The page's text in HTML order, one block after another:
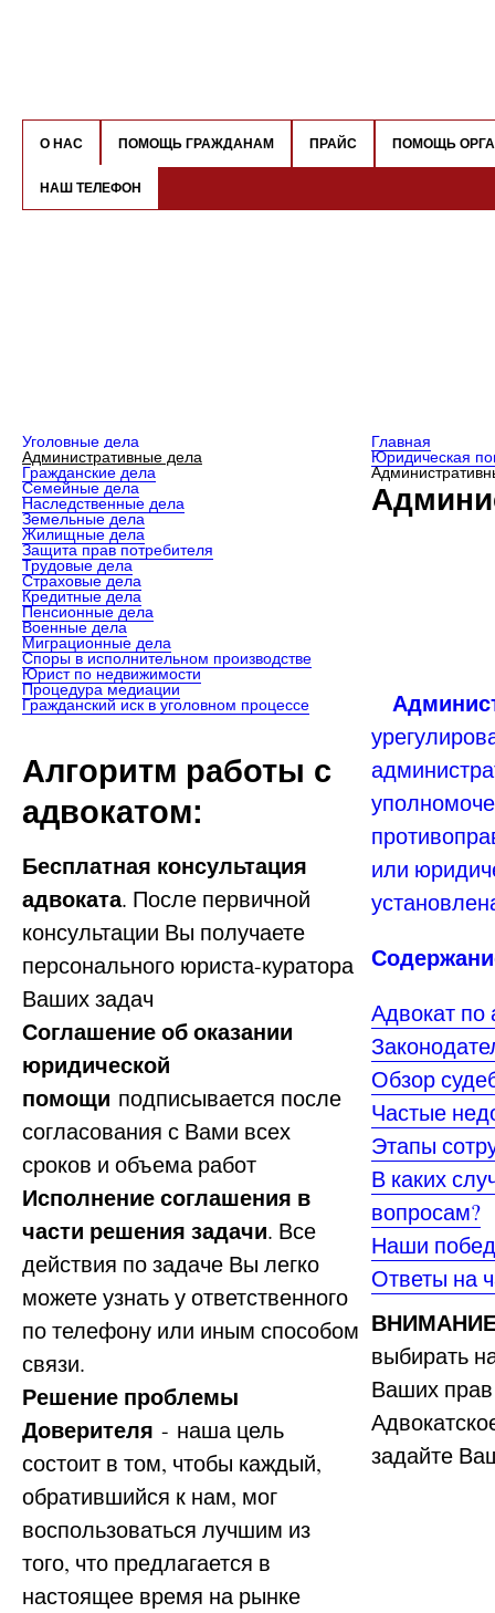
О НАС ПОМОЩЬ ГРАЖДАНАМ ПРАЙС ПОМОЩЬ
НАШ ТЕЛЕФОН
Уголовные дела
Административные дела
Гражданские дела
Семейные дела
Наследственные дела
Земельные дела
Жилищные дела
Защита прав потребителя
Трудовые дела
Страховые дела
Кредитные дела
Пенсионные дела
Военные дела
Миграционные дела
Споры в исполнительном производстве
Юрист по недвижимости
Процедура медиации
Гражданский иск в уголовном процессе
Алгоритм работы с
адвокатом:
Бесплатная консультация
адвоката. После первичной
консультации Вы получаете
персонального юриста-куратора
Ваших задач
Соглашение об оказании
юридической
помощи подписывается после
согласования с Вами всех
сроков и объема работ
Исполнение соглашения в
части решения задачи. Все
действия по задаче Вы легко
можете узнать у ответственного
по телефону или иным способом
связи.
Решение проблемы
Доверителя - наша цель
состоит в том, чтобы каждый,
обратившийся к нам, мог
воспользоваться лучшим из
того, что предлагается в
настоящее время на рынке
Главная
Юридическая
или
Адвокат по
Обзор
Частые
Этапы
В каких
вопросам?
Наши
Ответы на
выбирать
Ваших
задайте